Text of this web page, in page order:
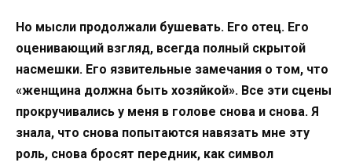
Но мысли продолжали бушевать. Его отец. Его
оценивающий взгляд, всегда полный скрытой
насмешки. Его язвительные замечания о том, что
«женщина должна быть хозяйкой». Все эти сцены
прокручивались у меня в голове снова и снова. Я
знала, что снова попытаются навязать мне эту
роль, снова бросят передник, как символ